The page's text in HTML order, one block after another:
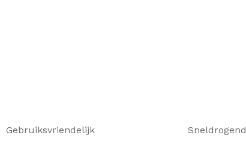
Gebruiksvriendelijk Sneldrogend